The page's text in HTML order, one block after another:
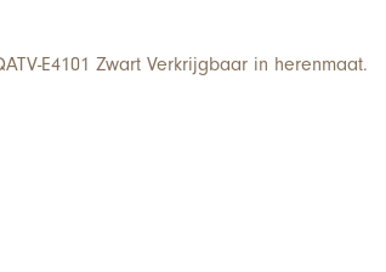
E4101 Zwart Verkrijgbaar in herenmaat.